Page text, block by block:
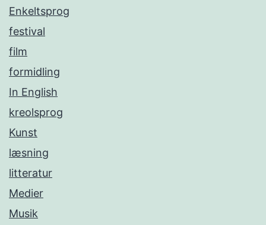
Enkeltsprog
festival
film
formidling
In English
kreolsprog
Kunst
læsning
litteratur
Medier
Musik